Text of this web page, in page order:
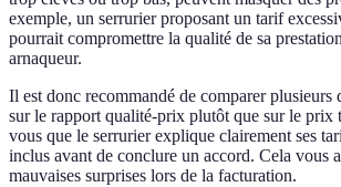
exemple, un serrurier proposant un tarif
pourrait compromettre la qualité de sa
arnaqueur.
Il est donc recommandé de comparer plusieurs
sur le rapport qualité-prix plutôt que sur le prix
vous que le serrurier explique clairement ses
inclus avant de conclure un accord. Cela vous
mauvaises surprises lors de la facturation.